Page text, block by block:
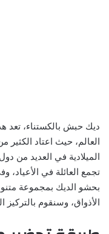
ديك حبش بالكستناء، تعد
العالم، حيث اعتاد الكثير
الميلادية في العديد من
تجمع العائلة في
بحشو الديك بمجموعة
الأذواق، وسنقوم